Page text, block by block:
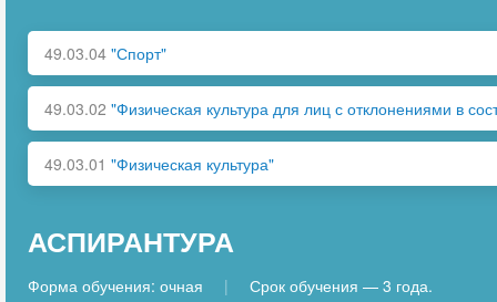
49.03.04 "Спорт"
49.03.02 "Физическая культура для лиц с отклонениями в
49.03.01 "Физическая культура"
АСПИРАНТУРА
Форма обучения: очная | Срок обучения — 3 года.